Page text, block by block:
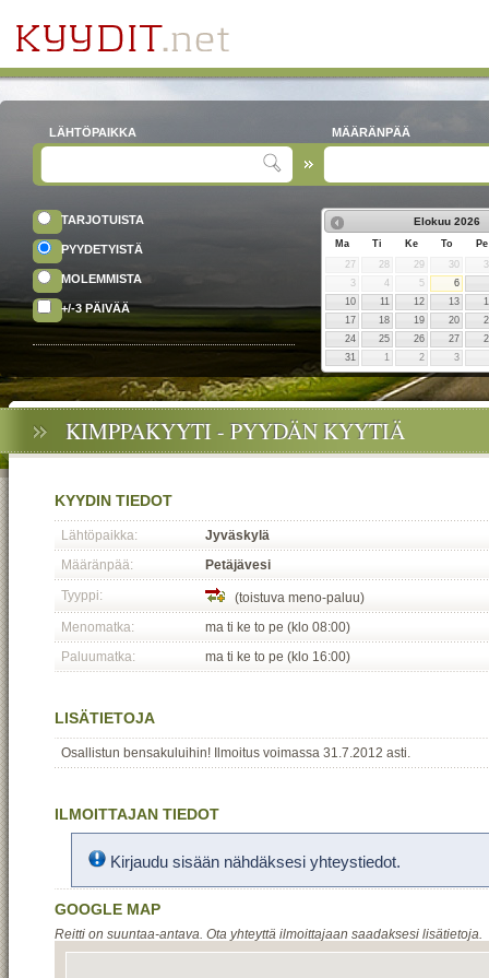
LÄHTÖPAIKKA MÄÄRÄNPÄÄ
TARJOTUISTA
PYYDETYISTÄ
MOLEMMISTA
+/-3 PÄIVÄÄ
Elokuu 2026
Ma Ti Ke To
Pe
27
28 29 30
3
4 5
6
10
11 12 13
17
18 19 20
24
25 26 27
31
1 2 3
KIMPPAKYYTI - PYYDÄN KYYTIÄ
KYYDIN TIEDOT
Lähtöpaikka:
Jyväskylä
Määränpää:
Petäjävesi
Tyyppi:
(toistuva meno-paluu)
Menomatka:
ma ti ke to pe (klo 08:00)
Paluumatka:
ma ti ke to pe (klo 16:00)
LISÄTIETOJA
Osallistun bensakuluihin! Ilmoitus voimassa 31.7.2012 asti.
ILMOITTAJAN TIEDOT
Kirjaudu sisään nähdäksesi yhteystiedot.
GOOGLE MAP
Reitti on suuntaa-antava. Ota yhteyttä ilmoittajaan saadaksesi lisätietoja.